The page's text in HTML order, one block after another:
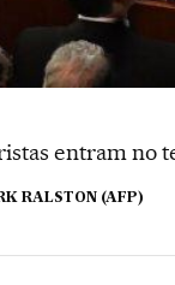
entram no
RALSTON (AFP)